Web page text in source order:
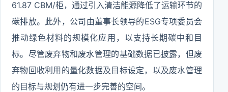
61.87 CBM/柜，通过引入清洁能源降低了运输环节的
碳排放。此外，公司由董事长领导的ESG专项委员会
推动绿色材料的规模化应用，以支持长期碳中和目
标。尽管废弃物和废水管理的基础数据已披露，但废
弃物回收利用的量化数据及目标设定，以及废水管理
的目标与规划仍有进一步完善的空间。